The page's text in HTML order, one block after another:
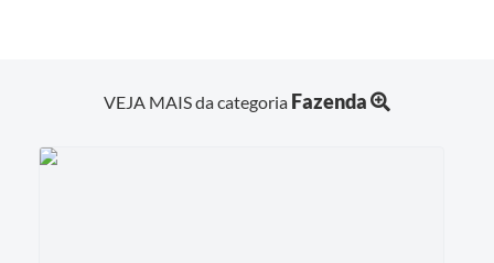
VEJA MAIS da categoria Fazenda